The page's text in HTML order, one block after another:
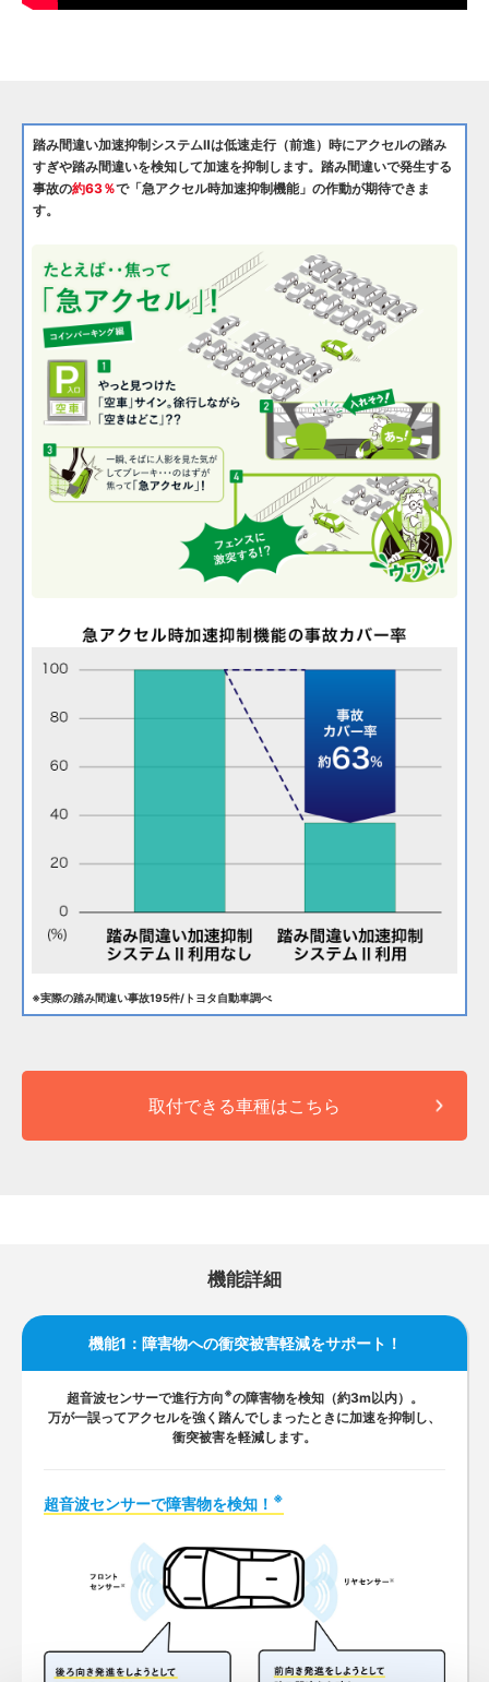
踏み間違い加速抑制システムⅡは低速走行（前進）時にアクセルの踏み
すぎや踏み間違いを検知して加速を抑制します。踏み間違いで発生する
事故の約63％で「急アクセル時加速抑制機能」の作動が期待できま
す。
※実際の踏み間違い事故195件/トヨタ自動車調べ
取付できる車種はこちら
機能詳細
機能1：障害物への衝突被害軽減をサポート！
超音波センサーで進行方向※の障害物を検知（約3m以内）。
万が一誤ってアクセルを強く踏んでしまったときに加速を抑制し、
衝突被害を軽減します。
超音波センサーで障害物を検知！ ※